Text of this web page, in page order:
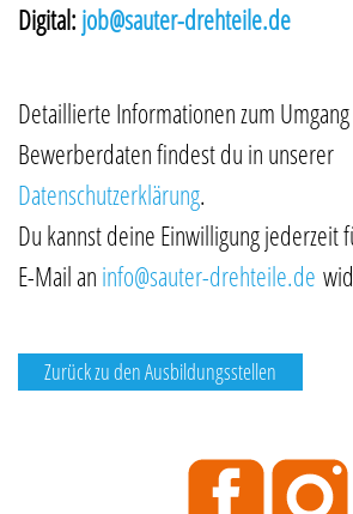
Digital: job@sauter-drehteile.de
Detaillierte Informationen zum
Bewerberdaten findest du in unserer
Datenschutzerklärung.
Du kannst deine Einwilligung jederzeit
E-Mail an info@sauter-drehteile.de
Zurück zu den Ausbildungsstellen